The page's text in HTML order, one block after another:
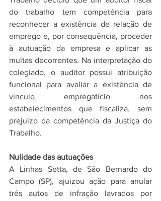
do trabalho tem competência para
reconhecer a existência de relação de
emprego e, por consequência, proceder
à autuação da empresa e aplicar as
multas decorrentes. Na interpretação do
colegiado, o auditor possui atribuição
funcional para avaliar a existência de
vínculo empregatício nos
estabelecimentos que fiscaliza, sem
prejuízo da competência da Justiça do
Trabalho.
Nulidade das autuações
A Linhas Setta, de São Bernardo do
Campo (SP), ajuizou ação para anular
três autos de infração lavrados por